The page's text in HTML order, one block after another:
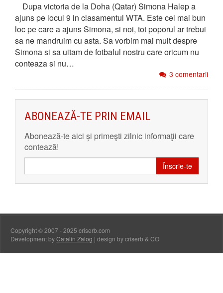
Dupa victoria de la Doha (Qatar) Simona Halep a
ajuns pe locul 9 in clasamentul WTA. Este cel mai bun
loc pe care a ajuns Simona, si noi, tot poporul ar trebui
sa ne mandruim cu asta. Sa vorbim mai mult despre
Simona si sa uitam de fotbalul nostru care oricum nu
conteaza si nu…
3 comentarii
ABONEAZĂ-TE PRIN EMAIL
Abonează-te aici și primeşti zilnic informaţii care
contează!
Înscrie-te
Copyright © 2007 - 2025 criserb.com
Development byCatalin Zalog | design by criserb & CO